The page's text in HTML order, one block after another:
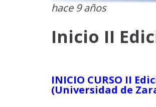
hace 9 años
Inicio II
INICIO CURSO II
(Universidad de